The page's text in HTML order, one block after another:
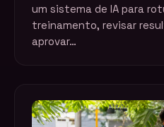
um sistema de IA para
treinamento, revisar
aprovar…